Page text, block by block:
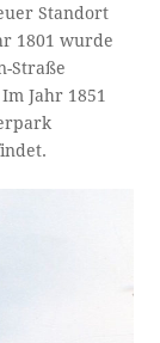
Standort
1801 wurde
Straße
Jahr 1851